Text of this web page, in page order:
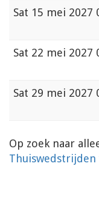
Sat 15 mei 2027
Sat 22 mei 2027
Sat 29 mei 2027
Op zoek naar
Thuiswedstrijden